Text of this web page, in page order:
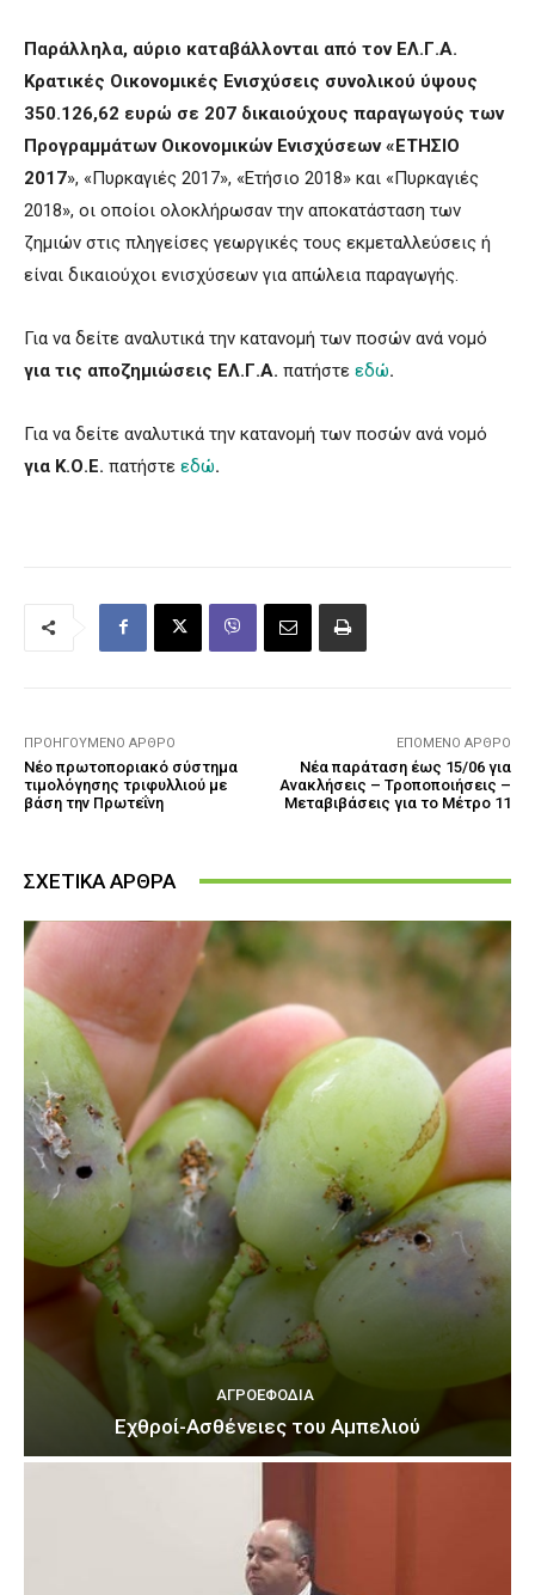
Παράλληλα, αύριο καταβάλλονται από τον ΕΛ.Γ.Α.
Κρατικές Οικονομικές Ενισχύσεις συνολικού ύψους
350.126,62 ευρώ σε 207 δικαιούχους παραγωγούς των
Προγραμμάτων Οικονομικών Ενισχύσεων «ΕΤΗΣΙΟ
2017», «Πυρκαγιές 2017», «Ετήσιο 2018» και «Πυρκαγιές
2018», οι οποίοι ολοκλήρωσαν την αποκατάσταση των
ζημιών στις πληγείσες γεωργικές τους εκμεταλλεύσεις ή
είναι δικαιούχοι ενισχύσεων για απώλεια παραγωγής.
Για να δείτε αναλυτικά την κατανομή των ποσών ανά νομό
για τις αποζημιώσεις ΕΛ.Γ.Α. πατήστε εδώ.
Για να δείτε αναλυτικά την κατανομή των ποσών ανά νομό
για Κ.Ο.Ε. πατήστε εδώ.
ΠΡΟΗΓΟΎΜΕΝΟ ΆΡΘΡΟ
Νέο πρωτοποριακό σύστημα
τιμολόγησης τριφυλλιού με
βάση την Πρωτεΐνη
ΕΠΌΜΕΝΟ ΆΡΘΡΟ
Νέα παράταση έως 15/06 για
Ανακλήσεις – Τροποποιήσεις –
Μεταβιβάσεις για το Μέτρο 11
ΣΧΕΤΙΚΑ ΑΡΘΡΑ
ΑΓΡΟΕΦΌΔΙΑ
Εχθροί-Ασθένειες του Αμπελιού